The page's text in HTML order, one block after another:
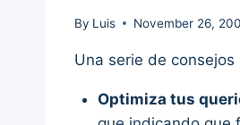
By Luis November 26,
Una serie de
Optimiza tus